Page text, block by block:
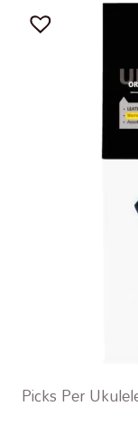
Picks Per